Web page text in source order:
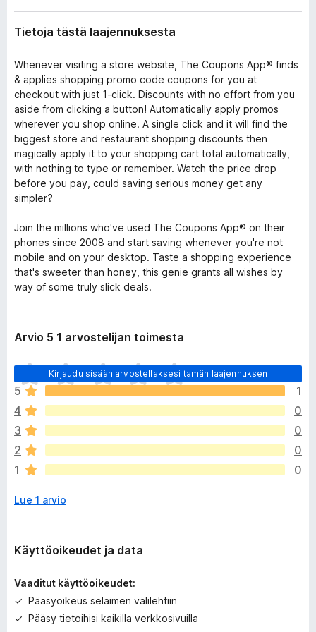
Tietoja tästä laajennuksesta
Whenever visiting a store website, The Coupons App® finds
& applies shopping promo code coupons for you at
checkout with just 1-click. Discounts with no effort from you
aside from clicking a button! Automatically apply promos
wherever you shop online. A single click and it will find the
biggest store and restaurant shopping discounts then
magically apply it to your shopping cart total automatically,
with nothing to type or remember. Watch the price drop
before you pay, could saving serious money get any
simpler?
Join the millions who've used The Coupons App® on their
phones since 2008 and start saving whenever you're not
mobile and on your desktop. Taste a shopping experience
that's sweeter than honey, this genie grants all wishes by
way of some truly slick deals.
Arvio 5 1 arvostelijan toimesta
Kirjaudu sisään arvostellaksesi tämän laajennuksen
E
i
v
i
e
ä
a
v
o
i
a
5
1
4
0
3
0
2
0
1
0
Lue 1 arvio
Käyttöoikeudet ja data
Vaaditut käyttöoikeudet:
Pääsyoikeus selaimen välilehtiin
Pääsy tietoihisi kaikilla verkkosivuilla